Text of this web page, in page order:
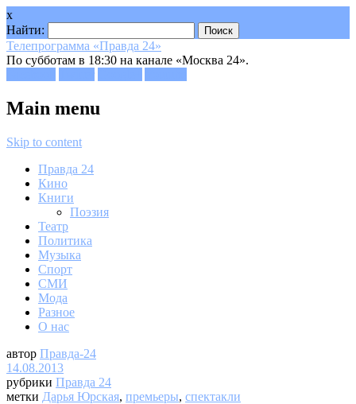
x
Найти:
Телепрограмма «Правда 24»
По субботам в 18:30 на канале «Москва 24».
Main menu
Skip to content
Правда 24
Кино
Книги
Поэзия
Театр
Политика
Музыка
Спорт
СМИ
Мода
Разное
О нас
автор Правда-24
14.08.2013
рубрики Правда 24
метки Дарья Юрская, премьеры, спектакли